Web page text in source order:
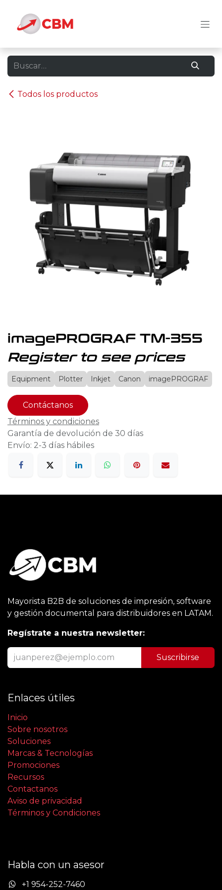
Todos los productos
imagePROGRAF TM-355
Register to see prices
Equipment Plotter Inkjet Canon imagePROGRAF
Contáctanos
Términos y condiciones
Garantía de devolución de 30 días
Envío: 2-3 días hábiles
Mayorista B2B de soluciones de impresión, software
y gestión documental para distribuidores en LATAM.
Regístrate a nuestra newsletter:
Suscribirse
Enlaces útiles
Inicio
Sobre nosotros
Soluciones
Marcas & Tecnologías
Promociones
Recursos
Contactanos
Aviso de privacidad
Términos y Condiciones
Habla con un asesor
+1 954-252-7460